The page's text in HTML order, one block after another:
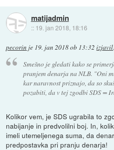
matijadmin
:: 19. jan 2018, 18:16
pecorin je 19. jan 2018 ob 13:32 izjavil
Smešno je gledati kako se
pranjem denarja na NLB. "Oni
kar naravnost priznajo, da so
pozabiti, da v tej zgodbi SDS =
Kolikor vem, je SDS ugrabila to
nabijanje in predvolilni boj. In,
imeli utemeljenega suma, da
predpostavka pri pranju denarja!